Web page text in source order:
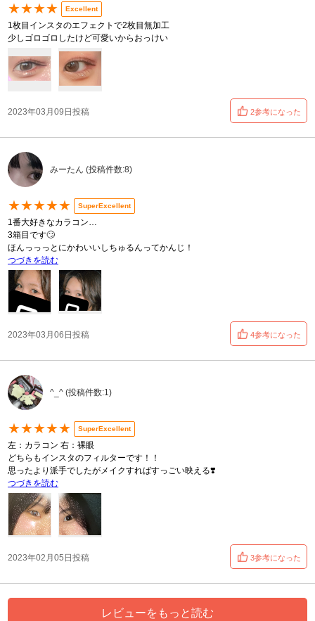
★★★★ Excellent
1枚目インスタのエフェクトで2枚目無加工
少しゴロゴロしたけど可愛いからおっけい
2023年03月09日投稿 2参考になった
みーたん (投稿件数:8)
★★★★★ SuperExcellent
1番大好きなカラコン…
3箱目です🙄
ほんっっっとにかわいいしちゅるんってかんじ！
つづきを読む
2023年03月06日投稿 4参考になった
^_^ (投稿件数:1)
★★★★★ SuperExcellent
左：カラコン 右：裸眼
どちらもインスタのフィルターです！！
思ったより派手でしたがメイクすればすっごい映える❣️
つづきを読む
2023年02月05日投稿 3参考になった
レビューをもっと読む